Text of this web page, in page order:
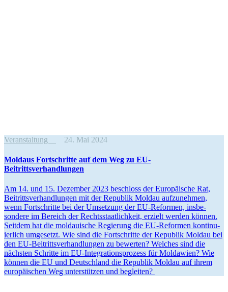
Veranstaltung 24. Mai 2024
Moldaus Fortschritte auf dem Weg zu EU-
Beitrittsverhandlungen
Am 14. und 15. Dezember 2023 beschloss der Europäische Rat,
Beitritts­ver­hand­lungen mit der Republik Moldau aufzu­nehmen,
wenn Fortschritte bei der Umsetzung der EU-Reformen, insbe­
sondere im Bereich der Rechts­staat­lichkeit, erzielt werden können.
Seitdem hat die moldauische Regierung die EU-Reformen konti­nu­
ierlich umgesetzt. Wie sind die Fortschritte der Republik Moldau bei
den EU-Beitritts­ver­hand­lungen zu bewerten? Welches sind die
nächsten Schritte im EU-Integra­ti­ons­prozess für Moldawien? Wie
können die EU und Deutschland die Republik Moldau auf ihrem
europäi­schen Weg unter­stützen und begleiten?